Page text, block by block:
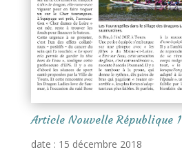
Article Nouvelle République 1
date : 15 décembre 2018